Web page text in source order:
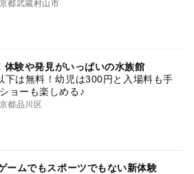
都武蔵村山市
験や発見がいっぱいの水族館
下は無料！幼児は300円と入場料も手
ョーも楽しめる♪
都品川区
ームでもスポーツでもない新体験